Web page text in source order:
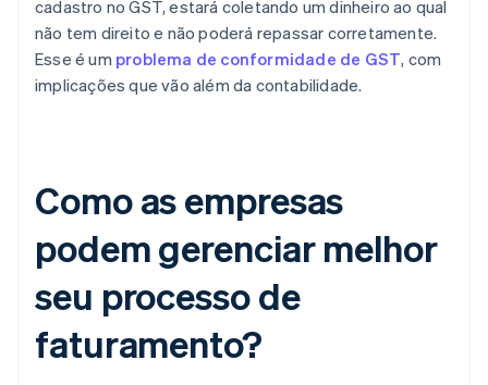
cadastro no GST, estará coletando um dinheiro ao qual
não tem direito e não poderá repassar corretamente.
Esse é um problema de conformidade de GST, com
implicações que vão além da contabilidade.
Como as empresas
podem gerenciar melhor
seu processo de
faturamento?